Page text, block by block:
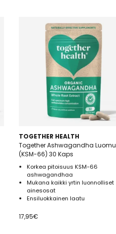
TOGETHER HEALTH
Together Ashwagandha Luomu
(KSM-66) 30 Kaps
Korkea pitoisuus KSM-66
ashwagandhaa
Mukana kaikki yrtin luonnolliset
ainesosat
Ensiluokkainen laatu
17,95€